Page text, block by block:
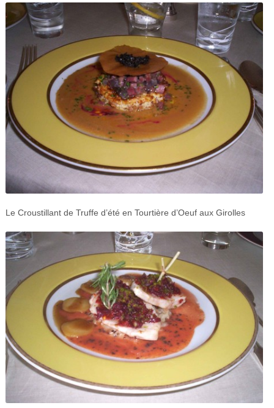
Le Croustillant de Truffe d’été en Tourtière d’Oeuf aux Girolles